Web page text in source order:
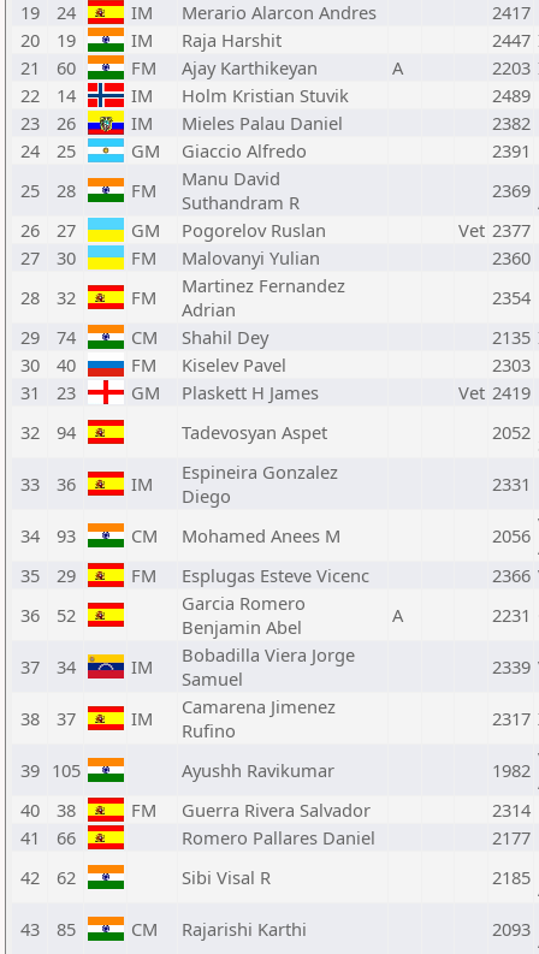
19
24 IM Merario Alarcon Andres 2417
20
19 IM Raja Harshit 2447
21
60 FM Ajay Karthikeyan A 2203
22
14 IM Holm Kristian Stuvik 2489
23
26 IM Mieles Palau Daniel 2382
24
25 GM Giaccio Alfredo 2391
25
28 FM
Manu David
Suthandram R
2369
26
27 GM Pogorelov Ruslan Vet 2377
27
30 FM Malovanyi Yulian 2360
28
32 FM
Martinez Fernandez
Adrian
2354
29
74 CM Shahil Dey 2135
30
40 FM Kiselev Pavel 2303
31
23 GM Plaskett H James Vet 2419
32
94 Tadevosyan Aspet 2052
33
36 IM
Espineira Gonzalez
Diego
2331
34 93 CM Mohamed Anees M 2056
35
29 FM Esplugas Esteve Vicenc 2366
36
52
Garcia Romero
Benjamin Abel
A 2231
37 34 IM
Bobadilla Viera Jorge
Samuel
2339
38 37 IM
Camarena Jimenez
Rufino
2317
39 105 Ayushh Ravikumar 1982
40
38 FM Guerra Rivera Salvador 2314
41
66 Romero Pallares Daniel 2177
42
62 Sibi Visal R 2185
43
85 CM Rajarishi Karthi 2093